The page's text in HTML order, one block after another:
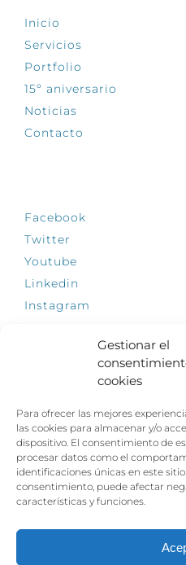
Gestionar el
cookies
Para ofrecer las mejores
las cookies para almacenar y/o
dispositivo. El consentimiento de
procesar datos como el
identificaciones únicas en este
consentimiento, puede afectar
características y funciones.
Inicio
Servicios
Portfolio
15º aniversario
Noticias
Contacto
Facebook
Twitter
Youtube
Linkedin
Instagram
El empleo, la gran llave
independiente:
impulso decidido a la
personas con
Clown, circo y magia:
de julio con su